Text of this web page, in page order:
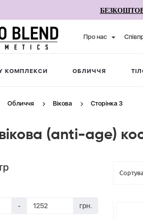
Про нас
КОМПЛЕКСИ ОБЛИЧЧЯ
Обличчя Вікова Сторінка 3
(anti-age)
- грн.